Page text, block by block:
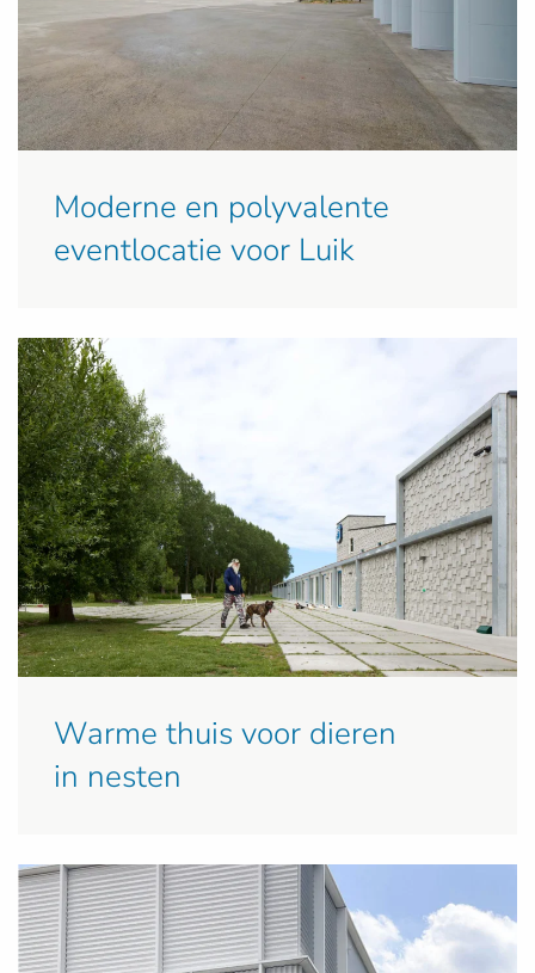
Moderne en polyvalente
eventlocatie voor Luik
Warme thuis voor dieren
in nesten